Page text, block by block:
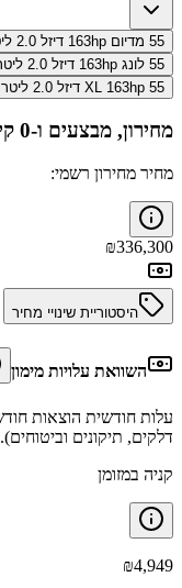
55 מדיום 163hp דיזל 2.0 ליטר (דור 2)
55 לונג 163hp דיזל 2.0 ליטר (דור 2)
55 XL 163hp דיזל 2.0 ליטר (דור 2)
מחירון, מבצעים ו-0 קילומטר
מחיר מחירון רשמי:
₪336,300
היסטוריית שינויי מחיר
השוואת עלויות מימון
דלקים, תיקונים וביטוחים).
קניה במזומן
₪4,949